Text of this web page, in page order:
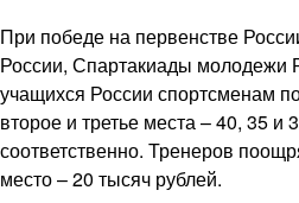
При победе на первенстве
России, Спартакиады молодежи
учащихся России спортсменам
второе и третье места – 40, 35 и
соответственно. Тренеров
место – 20 тысяч рублей.